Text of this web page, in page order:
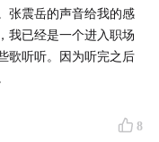
张震岳的声音给我的感
我已经是一个进入职场
歌听听。因为听完之后
8